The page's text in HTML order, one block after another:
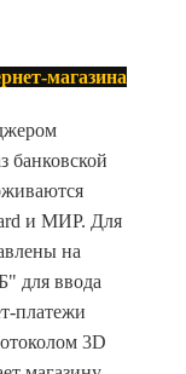
магазина
банковской
и МИР. Для
на
для ввода
платежи
3D